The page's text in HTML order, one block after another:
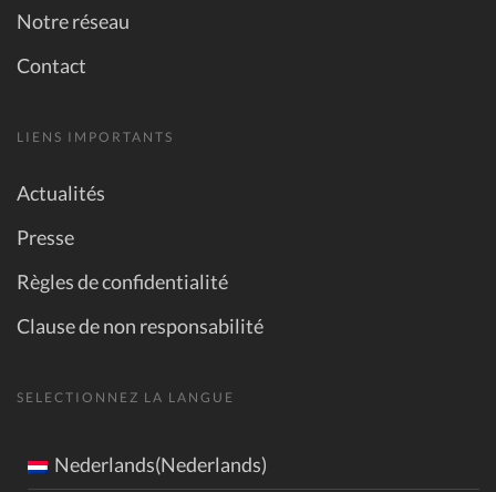
Notre réseau
Contact
LIENS IMPORTANTS
Actualités
Presse
Règles de confidentialité
Clause de non responsabilité
SELECTIONNEZ LA LANGUE
Nederlands(Nederlands)